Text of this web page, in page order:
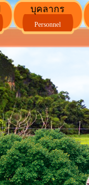
บุคลากร
Personnel